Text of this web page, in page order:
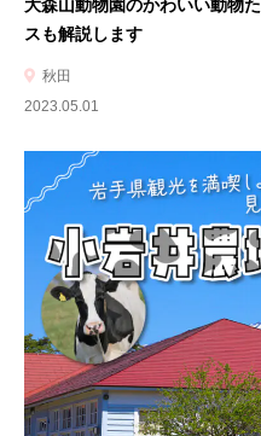
大森山動物園のかわいい動物
スも解説します
秋田
2023.05.01